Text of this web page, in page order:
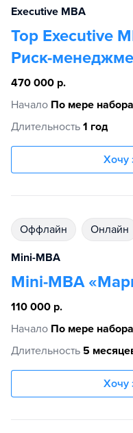
Executive MBA
Top Executive
Риск-
470 000 р.
Начало По мере набора
Длительность 1 год
Хочу
Оффлайн Онлайн
Mini-MBA
Mini-MBA
110 000 р.
Начало По мере набора
Длительность 5
Хочу